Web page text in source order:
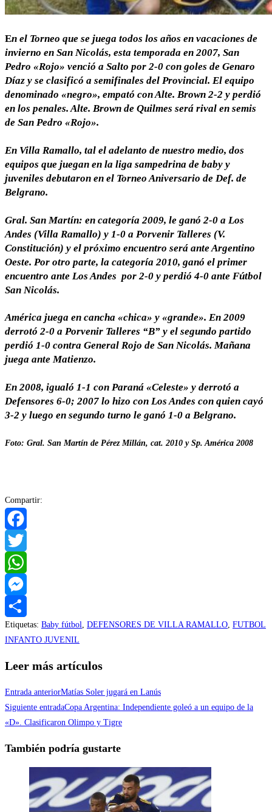
En el Torneo que se juega todos los años en vacaciones de
invierno en San Nicolás, esta temporada en 2007, San
Pedro «Rojo» venció a Salto por 2-0 con goles de Genaro
Díaz y se clasificó a semifinales del Provincial. El equipo
denominado «negro», empató con Alte. Brown 2-2 y perdió
en los penales. Alte. Brown de Quilmes será rival en semis
de San Pedro «Rojo».
En Villa Ramallo, tal el adelanto de nuestro medio, dos
equipos que juegan en la liga sampedrina de baby y
juveniles debutaron en el Torneo Aniversario de Def. de
Belgrano.
Gral. San Martín: en categoría 2009, le ganó 2-0 a Los
Andes (Villa Ramallo) y 1-0 a Porvenir Talleres (V.
Constitución) y el próximo encuentro será ante Argentino
Oeste. Por otro parte, la categoría 2010, ganó el primer
encuentro ante Los Andes por 2-0 y perdió 4-0 ante Fútbol
San Nicolás.
América juega en cancha «chica» y «grande». En 2009
derrotó 2-0 a Porvenir Talleres “B” y el segundo partido
perdió 1-0 contra General Rojo de San Nicolás. Mañana
juega ante Matienzo.
En 2008, igualó 1-1 con Paraná «Celeste» y derrotó a
Defensores 6-0; 2007 lo hizo con Los Andes con quien cayó
3-2 y luego en segundo turno le ganó 1-0 a Belgrano.
Foto: Gral. San Martín de Pérez Millán, cat. 2010 y Sp. América 2008
Compartir:
Facebook
Twitter
WhatsApp
Messenger
Compartir
Etiquetas: Baby fútbol DEFENSORES DE VILLA RAMALLO FUTBOL
INFANTO JUVENIL
Leer más artículos
Entrada anteriorMatías Soler jugará en Lanús
Siguiente entradaCopa Argentina: Independiente goleó a un equipo de la
«D». Clasificaron Olimpo y Tigre
También podría gustarte